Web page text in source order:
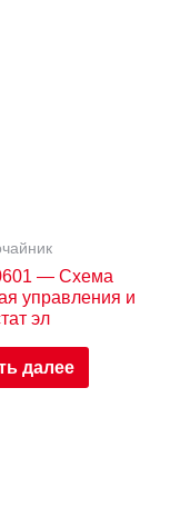
— Схема
управления и
эл
далее